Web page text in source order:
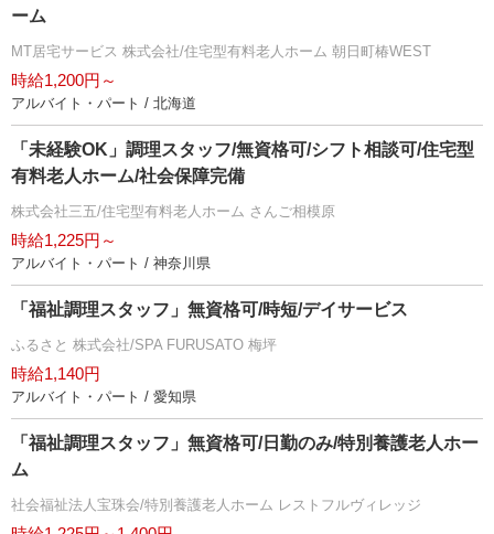
ーム
MT居宅サービス 株式会社/住宅型有料老人ホーム 朝日町椿WEST
時給1,200円～
アルバイト・パート / 北海道
「未経験OK」調理スタッフ/無資格可/シフト相談可/住宅型
有料老人ホーム/社会保障完備
株式会社三五/住宅型有料老人ホーム さんご相模原
時給1,225円～
アルバイト・パート / 神奈川県
「福祉調理スタッフ」無資格可/時短/デイサービス
ふるさと 株式会社/SPA FURUSATO 梅坪
時給1,140円
アルバイト・パート / 愛知県
「福祉調理スタッフ」無資格可/日勤のみ/特別養護老人ホー
ム
社会福祉法人宝珠会/特別養護老人ホーム レストフルヴィレッジ